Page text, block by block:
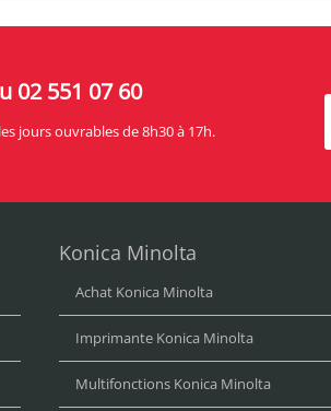
02 551 07 60
jours ouvrables de 8h30 à 17h.
Konica Minolta
Achat Konica Minolta
Imprimante Konica Minolta
Multifonctions Konica Minolta